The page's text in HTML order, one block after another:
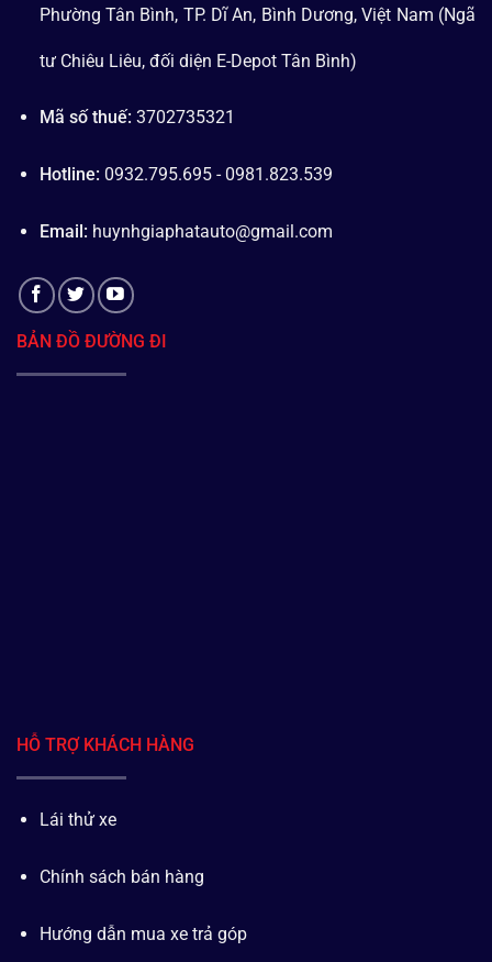
Phường Tân Bình, TP. Dĩ An, Bình Dương, Việt Nam (Ngã
tư Chiêu Liêu, đối diện E-Depot Tân Bình)
Mã số thuế: 3702735321
Hotline: 0932.795.695 - 0981.823.539
Email: huynhgiaphatauto@gmail.com
BẢN ĐỒ ĐƯỜNG ĐI
HỖ TRỢ KHÁCH HÀNG
Lái thử xe
Chính sách bán hàng
Hướng dẫn mua xe trả góp